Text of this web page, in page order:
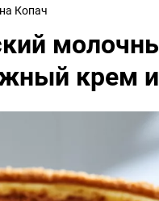
Копач
крем